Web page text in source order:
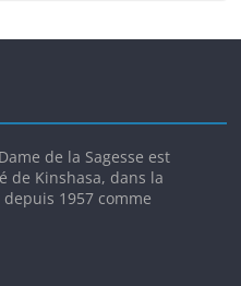
de la Sagesse est
de Kinshasa, dans la
1957 comme